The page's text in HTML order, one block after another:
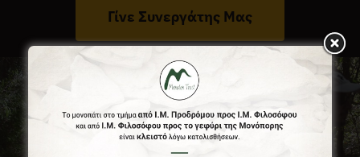
Γίνε Συνεργάτης Μας